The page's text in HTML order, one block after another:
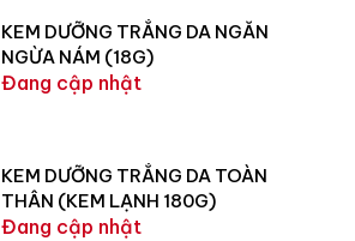
KEM DƯỠNG TRẮNG DA NGĂN
NGỪA NÁM (18G)
Đang cập nhật
KEM DƯỠNG TRẮNG DA TOÀN
THÂN (KEM LẠNH 180G)
Đang cập nhật